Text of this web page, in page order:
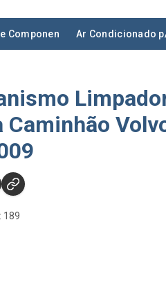
Componen Ar Condicionado
Caminhão
189